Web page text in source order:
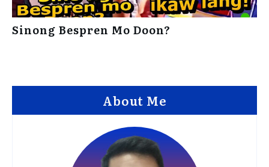
Sinong Bespren Mo Doon?
About Me